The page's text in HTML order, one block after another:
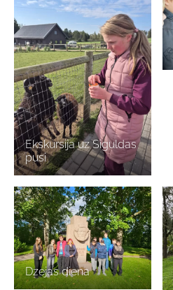
Ekskursija uz Siguldas
pusi
Dzejas diena